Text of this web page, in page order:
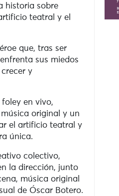
historia sobre
teatral y el
que, tras ser
sus miedos
y
en vivo,
original y un
el artificio teatral y
única.
colectivo,
la dirección, junto
música original
de Óscar Botero.